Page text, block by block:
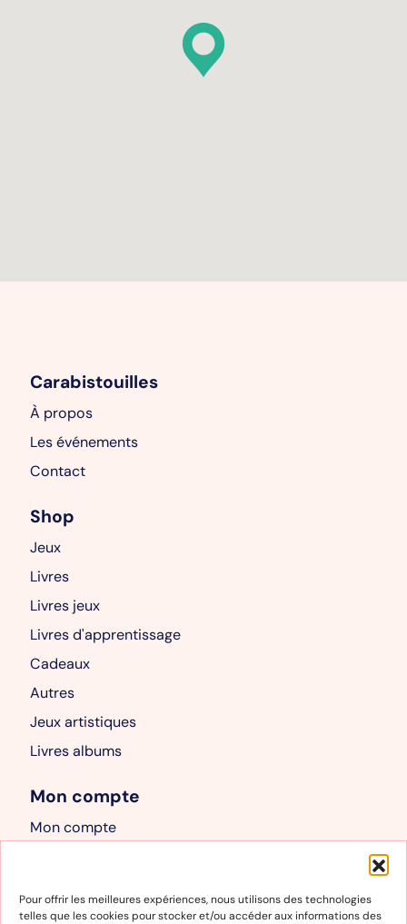
Pour offrir les meilleures expériences, nous utilisons des technologies
telles que les cookies pour stocker et/ou accéder aux informations des
Carabistouilles
À propos
Les événements
Contact
Shop
Jeux
Livres
Livres jeux
Livres d'apprentissage
Cadeaux
Autres
Jeux artistiques
Livres albums
Mon compte
Mon compte
Informations